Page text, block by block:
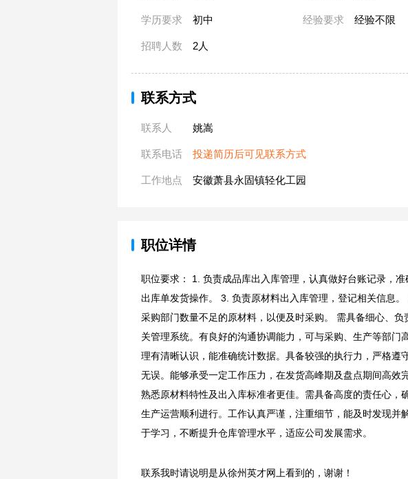
学历要求 初中 经验要求 经验不限
招聘人数 2人
联系方式
联系人 姚嵩
联系电话 投递简历后可见联系方式
工作地点 安徽萧县永固镇轻化工园
职位详情
职位要求： 1. 负责成品库出入库管理，认真做好台账记录，
出库单发货操作。 3. 负责原材料出入库管理，登记相关信息
采购部门数量不足的原材料，以便及时采购。 需具备细心、
关管理系统。有良好的沟通协调能力，可与采购、生产等部门
理有清晰认识，能准确统计数据。具备较强的执行力，严格遵
无误。能够承受一定工作压力，在发货高峰期及盘点期间高效
熟悉原材料特性及出入库标准者更佳。需具备高度的责任心，
生产运营顺利进行。工作认真严谨，注重细节，能及时发现并
于学习，不断提升仓库管理水平，适应公司发展需求。
联系我时请说明是从徐州英才网上看到的，谢谢！